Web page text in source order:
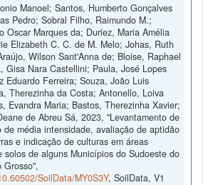
Manoel; Santos, Humberto Gonçalves
Pedro; Sobral Filho, Raimundo M.;
Oscar Marques da; Duriez, Maria Amélia
Elizabeth C. C. de M. Melo; Johas, Ruth
Wilson Sant'Anna de; Bloise, Raphael
Gisa Nara Castellini; Paula, José Lopes
Eduardo Ferreira; Souza, João Luis
Therezinha da Costa; Antonello, Loiva
Evandra Maria; Bastos, Therezinha Xavier;
de Abreu Sá, 2023, "Levantamento de
de média intensidade, avaliação de aptidão
e indicação de culturas em áreas
solos de alguns Municípios do Sudoeste do
Grosso",
SoilData/MY0S3Y, SoilData, V1